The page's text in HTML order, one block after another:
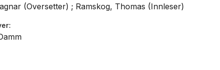
(Oversetter) ; Ramskog, Thomas (Innleser)